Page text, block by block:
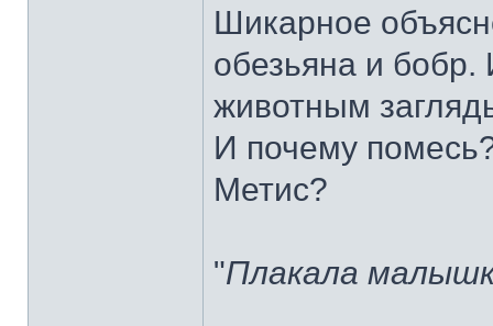
Шикарное
обезьяна и бобр.
животным
И почему
Метис?
"Плакала